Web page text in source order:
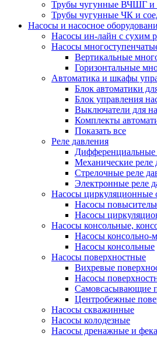
Трубы чугунные ВЧШГ и
Трубы чугунные ЧК и
Насосы и насосное
Насосы ин-лайн с сухим
Насосы
Вертикальные
Горизонтальные
Автоматика и шкафы
Блок автоматики
Блок управления
Выключатели для
Комплекты
Показать все
Реле давления
Дифференциальные
Механические реле
Стрелочные реле
Электронные реле
Насосы циркуляционные
Насосы
Насосы
Насосы консольные,
Насосы консольно-
Насосы консольные
Насосы поверхностные
Вихревые
Насосы
Самовсасывающие
Центробежные
Насосы скважинные
Насосы колодезные
Насосы дренажные и